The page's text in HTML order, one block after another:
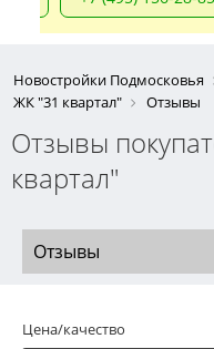
Новостройки Подмосковья
ЖК "31 квартал"
Отзывы
Отзывы
квартал"
Отзывы
Цена/качество